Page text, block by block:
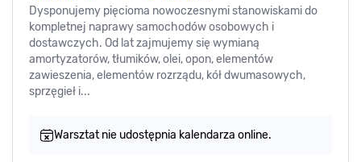
Dysponujemy pięcioma nowoczesnymi stanowiskami do
kompletnej naprawy samochodów osobowych i
dostawczych. Od lat zajmujemy się wymianą
amortyzatorów, tłumików, olei, opon, elementów
zawieszenia, elementów rozrządu, kół dwumasowych,
sprzęgieł i...
Warsztat nie udostępnia kalendarza online.